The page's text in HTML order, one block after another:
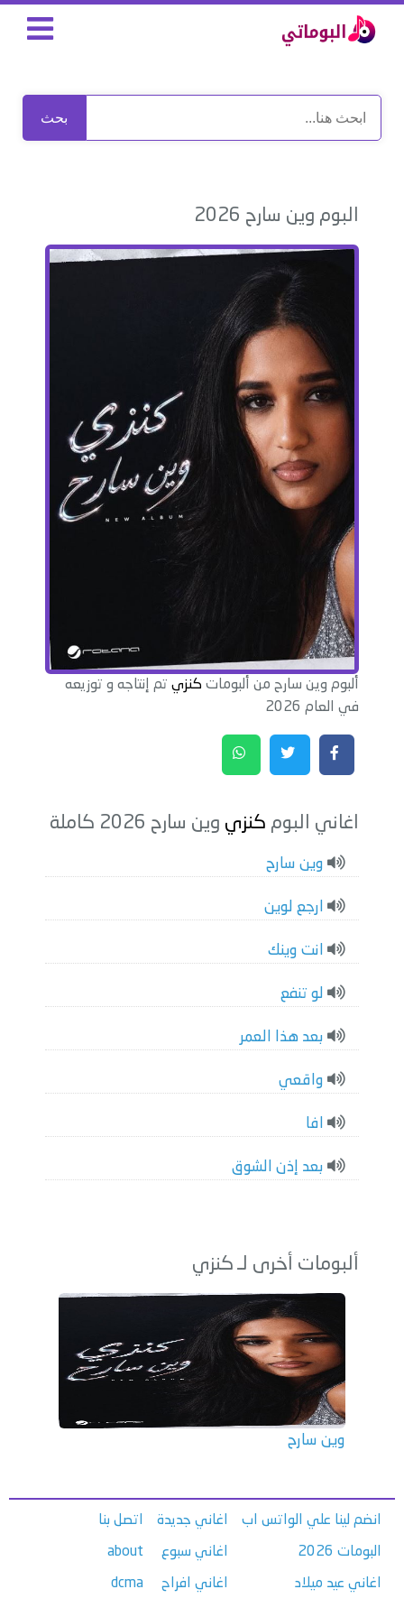
بحث
البوم وين سارح 2026
ألبوم وين سارح من ألبومات كنزي تم إنتاجه و توزيعه
في العام 2026
اغاني البوم كنزي وين سارح 2026 كاملة
وين سارح
ارجع لوين
انت وينك
لو تنفع
بعد هذا العمر
واقعي
افا
بعد إذن الشوق
ألبومات أخرى لـ كنزي
وين سارح
انضم لينا علي الواتس اب
البومات 2026
اغاني عيد ميلاد
اغاني جديدة
اغاني سبوع
اغاني افراح
اتصل بنا
about
dcma